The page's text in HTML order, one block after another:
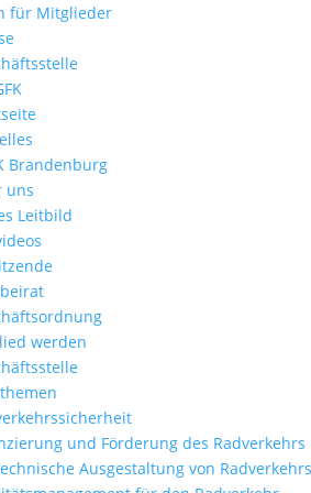
für Mitglieder
Brandenburg
uns
Leitbild
werden
und Förderung des Radverkehrs
Ausgestaltung von